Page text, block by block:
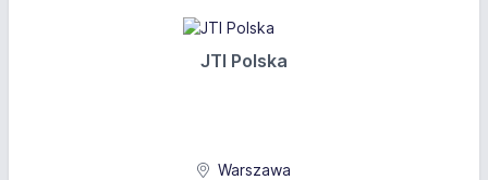
JTI Polska
Warszawa